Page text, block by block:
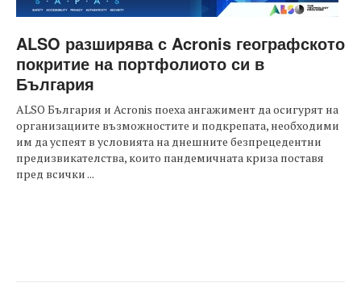
ALSO разширява с Acronis географското
покритие на портфолиото си в
България
ALSO България и Acronis поеха ангажимент да осигурят на
организациите възможностите и подкрепата, необходими
им да успеят в условията на днешните безпрецедентни
предизвикателства, които пандемичната криза поставя
пред всички ...